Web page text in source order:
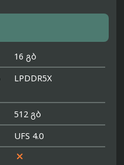
16 გბ
LPDDR5X
512 გბ
UFS 4.0
